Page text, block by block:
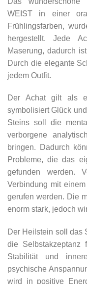
WEIST in einer
Frühlingsfarben,
hergestellt. Jede
Maserung, dadurch
Durch die elegante
jedem Outfit.
Der Achat gilt als
symbolisiert Glück
Steins soll die
verborgene
bringen. Dadurch
Probleme, die das
gefunden werden.
Verbindung mit
gerufen werden. Die
enorm stark, jedoch
Der Heilstein soll das
die Selbstakzeptanz
Stabilität und
psychische
wird in positive